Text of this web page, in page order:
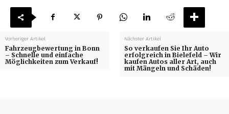
Vorheriger Artikel
Fahrzeugbewertung in Bonn
– Schnelle und einfache
Möglichkeiten zum Verkauf!
Nächster Artikel
So verkaufen Sie Ihr Auto
erfolgreich in Bielefeld – Wir
kaufen Autos aller Art, auch
mit Mängeln und Schäden!